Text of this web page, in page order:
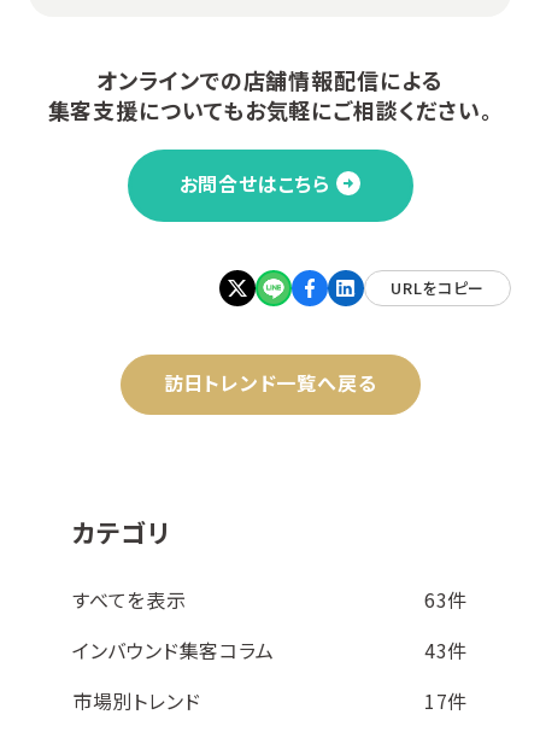
オンラインでの店舗情報配信による
集客支援についてもお気軽にご相談ください。
お問合せはこちら
URLをコピー
訪日トレンド一覧へ戻る
カテゴリ
すべてを表示
63件
インバウンド集客コラム
43件
市場別トレンド
17件